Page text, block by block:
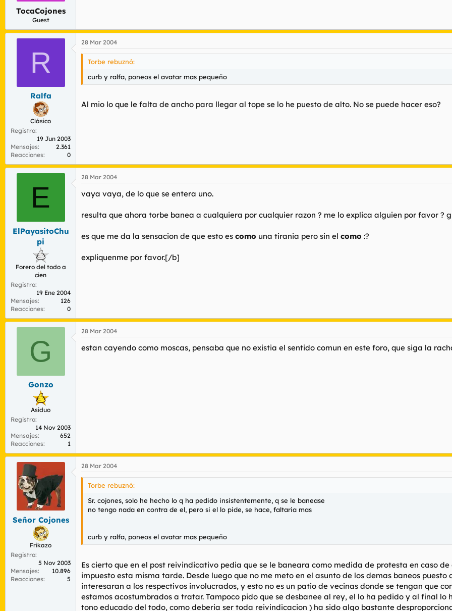
TocaCojones
Guest
R
Ralfa
Clásico
Registro
19 Jun 2003
Mensajes
2.361
Reacciones
0
28 Mar 2004
Torbe rebuznó:
curb y ralfa, poneos el avatar mas pequeño
Al mio lo que le falta de ancho para llegar al tope se lo he puesto de alto. No se puede hacer eso?
E
ElPayasitoChu
pi
Forero del todo a
cien
Registro
19 Ene 2004
Mensajes
126
Reacciones
0
28 Mar 2004
vaya vaya, de lo que se entera uno.
resulta que ahora torbe banea a cualquiera por cualquier razon ? me lo explica alguien por favor ?
es que me da la sensacion de que esto es como una tirania pero sin el como :?
expliquenme por favor.[/b]
G
Gonzo
Asiduo
Registro
14 Nov 2003
Mensajes
652
Reacciones
1
28 Mar 2004
estan cayendo como moscas, pensaba que no existia el sentido comun en este foro, que siga la
Señor Cojones
Frikazo
Registro
5 Nov 2003
Mensajes
10.896
Reacciones
5
28 Mar 2004
Torbe rebuznó:
Sr. cojones, solo he hecho lo q ha pedido insistentemente, q se le banease
no tengo nada en contra de el, pero si el lo pide, se hace, faltaria mas
curb y ralfa, poneos el avatar mas pequeño
Es cierto que en el post reivindicativo pedia que se le baneara como medida de protesta en caso
impuesto esta misma tarde. Desde luego que no me meto en el asunto de los demas baneos
interesaran a los respectivos involucrados, y esto no es un patio de vecinas donde se tengan que
estamos acostumbrados a tratar. Tampoco pido que se desbanee al rey, el lo ha pedido y al final lo
tono educado del todo, como deberia ser toda reivindicacion ) ha sido algo bastante